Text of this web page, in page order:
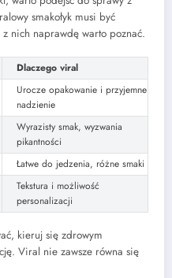
smakołyk musi być
nich naprawdę warto poznać.
Dlaczego viral
Urocze opakowanie i przyjemne
nadzienie
Wyrazisty smak, wyzwania
pikantności
Łatwe do jedzenia, różne smaki
Tekstura i możliwość
personalizacji
kieruj się zdrowym
Viral nie zawsze równa się